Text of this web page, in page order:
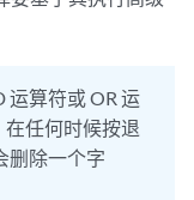
运算符或 OR 运
任何时候按退
删除一个字